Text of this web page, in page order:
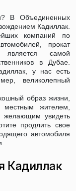
В Объединенных
Кадиллак.
компаний по
прокат
является самой
в Дубае.
у нас есть
великолепный
образ жизни,
местным жителем,
увидеть
продлить свое
автомобиля
Кадиллак